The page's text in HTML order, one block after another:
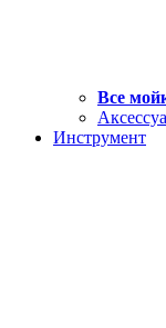
Все
Инструмент